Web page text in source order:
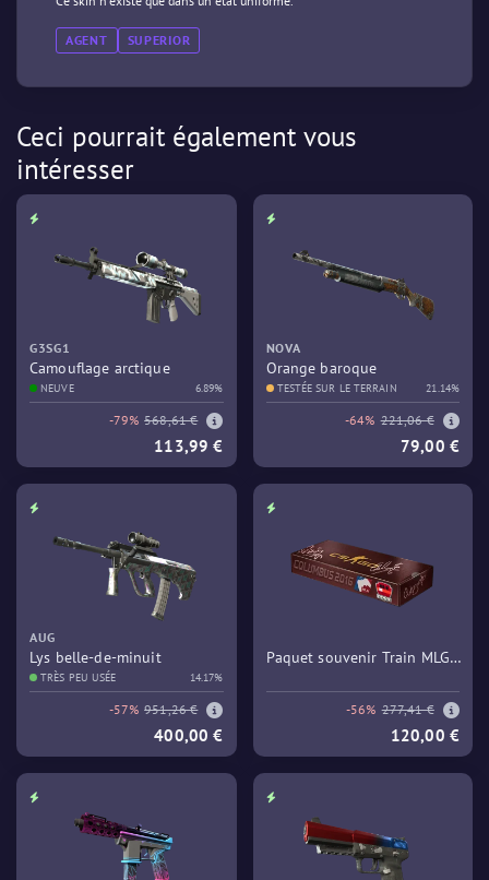
AGENT SUPERIOR
Ceci pourrait également vous
intéresser
G3SG1
Camouflage arctique
NEUVE 6.89%
-79% 568,61 €
113,99 €
NOVA
Orange baroque
TESTÉE SUR LE TERRAIN 21.14%
-64% 221,06 €
79,00 €
AUG
Lys belle-de-minuit
TRÈS PEU USÉE 14.17%
-57% 951,26 €
400,00 €
Paquet souvenir Train MLG
-56% 277,41 €
120,00 €